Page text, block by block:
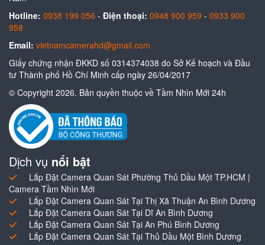
Hotline: 0938 199 056 - Điện thoại: 0948 900 959 - 0933 900
958
Email: vietnamcamerahd@gmail.com
Giấy chứng nhận ĐKKD số 0314374038 do Sở Kế hoạch và Đầu
tư Thành phố Hồ Chí Minh cấp ngày 26/04/2017
© Copyright 2026. Bản quyền thuộc về Tầm Nhìn Mới 24h
Dịch vụ nổi bật
Lắp Đặt Camera Quan Sát Phường Thủ Dầu Một TP.HCM |
Camera Tầm Nhìn Mới
Lắp Đặt Camera Quan Sát Tại Thị Xã Thuận An Bình Dương
Lắp Đặt Camera Quan Sát Tại Dĩ An Bình Dương
Lắp Đặt Camera Quan Sát Tại An Phú Bình Dương
Lắp Đặt Camera Quan Sát Tại Thủ Dầu Một Bình Dương